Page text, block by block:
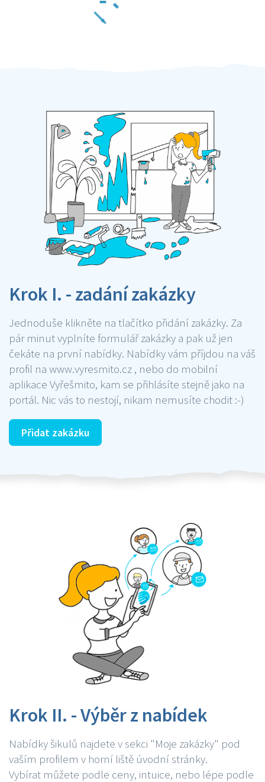
Krok I. - zadání zakázky
Jednoduše klikněte na tlačítko přidání zakázky. Za
pár minut vyplníte formulář zakázky a pak už jen
čekáte na první nabídky. Nabídky vám příjdou na váš
profil na www.vyresmito.cz , nebo do mobilní
aplikace Vyřešmito, kam se přihlásíte stejně jako na
portál. Nic vás to nestojí, nikam nemusíte chodit :-)
Přidat zakázku
Krok II. - Výběr z nabídek
Nabídky šikulů najdete v sekci "Moje zakázky" pod
vaším profilem v horní liště úvodní stránky.
Vybírat můžete podle ceny, intuice, nebo lépe podle